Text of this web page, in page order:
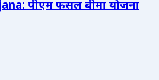
पीएम फसल बीमा योजना